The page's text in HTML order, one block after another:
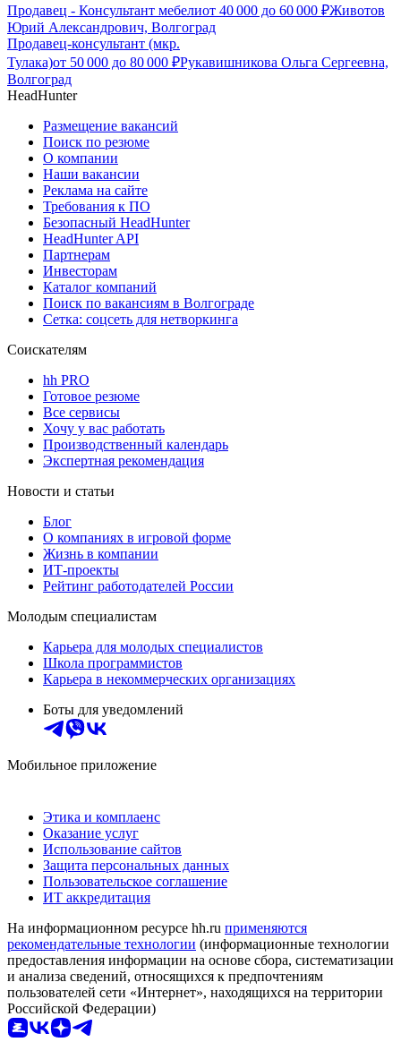
Продавец - Консультант мебелиот 40 000 до 60 000 ₽Животов
Юрий Александрович, Волгоград
Продавец-консультант (мкр.
Тулака)от 50 000 до 80 000 ₽Рукавишникова Ольга Сергеевна,
Волгоград
HeadHunter
Размещение вакансий
Поиск по резюме
О компании
Наши вакансии
Реклама на сайте
Требования к ПО
Безопасный HeadHunter
HeadHunter API
Партнерам
Инвесторам
Каталог компаний
Поиск по вакансиям в Волгограде
Сетка: соцсеть для нетворкинга
Соискателям
hh PRO
Готовое резюме
Все сервисы
Хочу у вас работать
Производственный календарь
Экспертная рекомендация
Новости и статьи
Блог
О компаниях в игровой форме
Жизнь в компании
ИТ-проекты
Рейтинг работодателей России
Молодым специалистам
Карьера для молодых специалистов
Школа программистов
Карьера в некоммерческих организациях
Боты для уведомлений
Мобильное приложение
Этика и комплаенс
Оказание услуг
Использование сайтов
Защита персональных данных
Пользовательское соглашение
ИТ аккредитация
На информационном ресурсе hh.ru применяются
рекомендательные технологии (информационные технологии
предоставления информации на основе сбора, систематизации
и анализа сведений, относящихся к предпочтениям
пользователей сети «Интернет», находящихся на территории
Российской Федерации)